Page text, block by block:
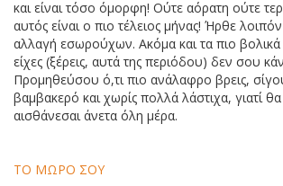
και είναι τόσο όμορφη! Ούτε αόρατη ούτε
αυτός είναι ο πιο τέλειος μήνας! Ήρθε
αλλαγή εσωρούχων. Ακόμα και τα πιο
είχες (ξέρεις, αυτά της περιόδου) δεν σου
Προμηθεύσου ό,τι πιο ανάλαφρο βρεις,
βαμβακερό και χωρίς πολλά λάστιχα, γιατί
αισθάνεσαι άνετα όλη μέρα.
ΤΟ ΜΩΡΟ ΣΟΥ